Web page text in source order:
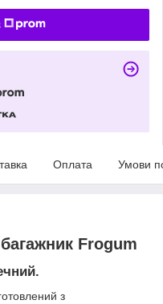
Оплата Умови
Frogum
з